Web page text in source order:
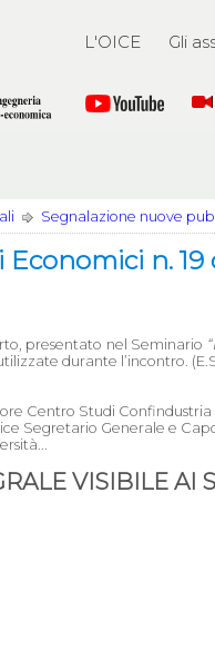
L'OICE Gli
Segnalazione nuove
n.
presentato nel Seminario
durante l’incontro.
Centro Studi Confindustria
Segretario Generale e
VISIBILE AI